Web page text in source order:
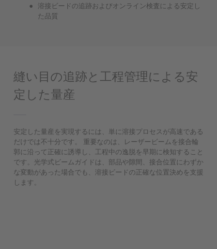
溶接ビードの追跡およびオンライン検査による安定し
た品質
縫い目の追跡と工程管理による安
定した量産
安定した量産を実現するには、単に溶接プロセスが高速である
だけでは不十分です。 重要なのは、レーザービームを接合輪
郭に沿って正確に誘導し、工程中の逸脱を早期に検知すること
です。光学式ビームガイドは、部品や隙間、接合位置にわずか
な変動があった場合でも、溶接ビードの正確な位置決めを支援
します。